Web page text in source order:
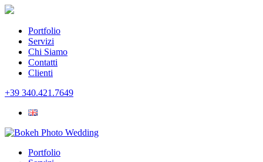
Portfolio
Servizi
Chi Siamo
Contatti
Clienti
+39 340.421.7649
Portfolio